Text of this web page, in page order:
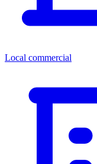
Local commercial